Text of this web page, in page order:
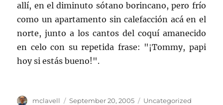
allí, en el diminuto sótano borincano, pero frío
como un apartamento sin calefacción acá en el
norte, junto a los cantos del coquí amanecido
en celo con su repetida frase: "¡Tommy, papi
hoy si estás bueno!".
Author
mclavell
Posted
September 20, 2005 Categories
Uncategorized